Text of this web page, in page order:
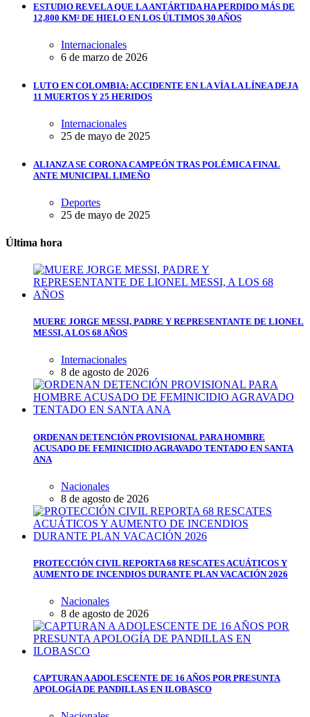
ESTUDIO REVELA QUE LA ANTÁRTIDA HA PERDIDO MÁS DE
12,800 KM² DE HIELO EN LOS ÚLTIMOS 30 AÑOS
Internacionales
6 de marzo de 2026
LUTO EN COLOMBIA: ACCIDENTE EN LA VÍA LA LÍNEA DEJA
11 MUERTOS Y 25 HERIDOS
Internacionales
25 de mayo de 2025
ALIANZA SE CORONA CAMPEÓN TRAS POLÉMICA FINAL
ANTE MUNICIPAL LIMEÑO
Deportes
25 de mayo de 2025
Última hora
MUERE JORGE MESSI, PADRE Y REPRESENTANTE DE LIONEL
MESSI, A LOS 68 AÑOS
Internacionales
8 de agosto de 2026
ORDENAN DETENCIÓN PROVISIONAL PARA HOMBRE
ACUSADO DE FEMINICIDIO AGRAVADO TENTADO EN SANTA
ANA
Nacionales
8 de agosto de 2026
PROTECCIÓN CIVIL REPORTA 68 RESCATES ACUÁTICOS Y
AUMENTO DE INCENDIOS DURANTE PLAN VACACIÓN 2026
Nacionales
8 de agosto de 2026
CAPTURAN A ADOLESCENTE DE 16 AÑOS POR PRESUNTA
APOLOGÍA DE PANDILLAS EN ILOBASCO